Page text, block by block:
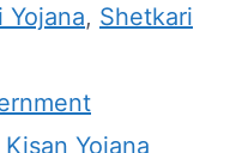
Yojana, Shetkari
Kisan Yojana